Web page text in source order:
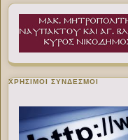
ΧΡΉΣΙΜΟΙ ΣΎΝΔΕΣΜΟΙ